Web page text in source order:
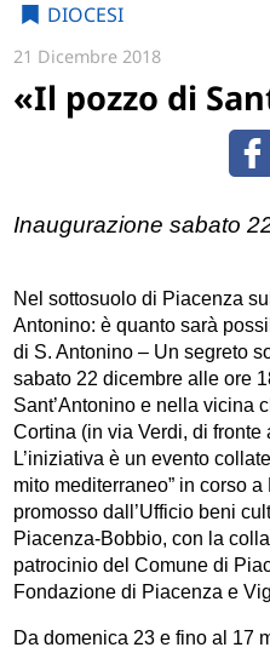
DIOCESI
21 Dicembre 2018
«Il pozzo di
Inaugurazione sabato
Nel sottosuolo di Piacenza
Antonino: è quanto sarà
di S. Antonino – Un segreto
sabato 22 dicembre alle ore
Sant’Antonino e nella vicina
Cortina (in via Verdi, di fronte
L’iniziativa è un evento
mito mediterraneo” in corso
promosso dall’Ufficio beni
Piacenza-Bobbio, con la
patrocinio del Comune di
Fondazione di Piacenza e
Da domenica 23 e fino al 17